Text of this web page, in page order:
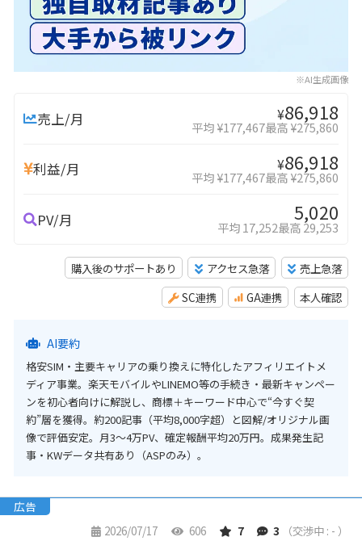
※AI生成画像
売上/月 ¥86,918
平均 ¥177,467最高 ¥275,860
利益/月 ¥86,918
平均 ¥177,467最高 ¥275,860
PV/月 5,020
平均 17,252最高 29,253
購入後のサポートあり アクセス急落
売上急落
SC連携
GA連携 本人確認
AI要約
格安SIM・主要キャリアの乗り換えに特化したアフィリエイトメ
ディア事業。楽天モバイルやLINEMO等の手続き・最新キャンペー
ンを初心者向けに解説し、商標＋キーワード中心で“今すぐ契
約”層を獲得。約200記事（平均8,000字超）と図解/オリジナル画
像で評価安定。月3〜4万PV、確定報酬平均20万円。成果発生記
事・KWデータ共有あり（ASPのみ）。
広告
2026/07/17
606 7 3 （交渉中 : - ）